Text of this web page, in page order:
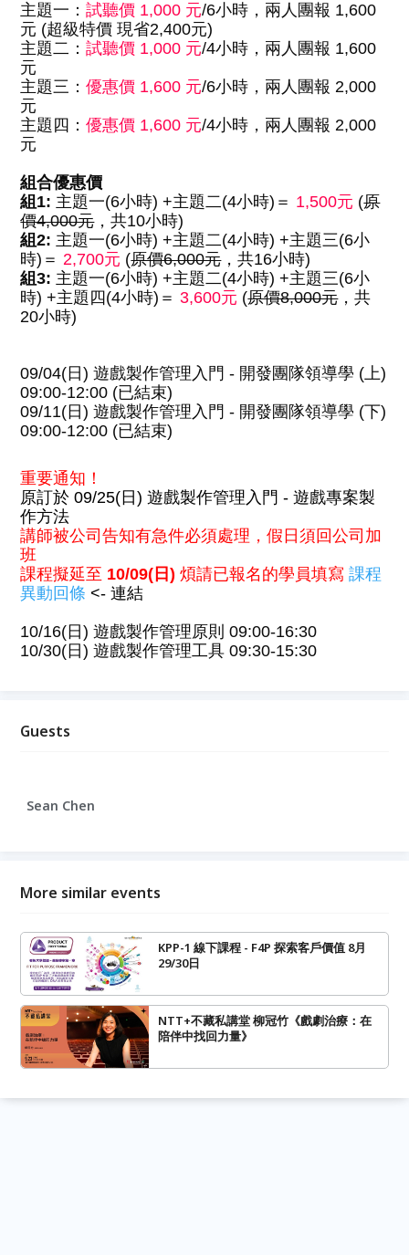
主題一：試聽價 1,000 元/6小時，兩人團報 1,600
元 (超級特價 現省2,400元)
主題二：試聽價 1,000 元/4小時，兩人團報 1,600
元
主題三：優惠價 1,600 元/6小時，兩人團報 2,000
元
主題四：優惠價 1,600 元/4小時，兩人團報 2,000
元
組合優惠價
組1: 主題一(6小時) +主題二(4小時)＝ 1,500元 (原
價4,000元，共10小時)
組2: 主題一(6小時) +主題二(4小時) +主題三(6小
時)＝2,700元 (原價6,000元，共16小時)
組3: 主題一(6小時) +主題二(4小時) +主題三(6小
時) +主題四(4小時)＝3,600元 (原價8,000元，共
20小時)
09/04(日) 遊戲製作管理入門 - 開發團隊領導學 (上)
09:00-12:00 (已結束)
09/11(日) 遊戲製作管理入門 - 開發團隊領導學 (下)
09:00-12:00 (已結束)
重要通知！
原訂於 09/25(日) 遊戲製作管理入門 - 遊戲專案製
作方法
講師被公司告知有急件必須處理，假日須回公司加
班
課程擬延至 10/09(日)煩請已報名的學員填寫課程
異動回條 <- 連結
10/16(日) 遊戲製作管理原則 09:00-16:30
10/30(日) 遊戲製作管理工具 09:30-15:30
Guests
Sean Chen
More similar events
KPP-1 線下課程 - F4P 探索客戶價值 8月
29/30日
NTT+不藏私講堂 柳冠竹《戲劇治療：在
陪伴中找回力量》